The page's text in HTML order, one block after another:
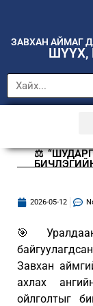
ЗАВХАН АЙМАГ
ШҮҮХ,
⚖️
2026-05-12
🎯
Завхан
ахлах
ойлголтыг